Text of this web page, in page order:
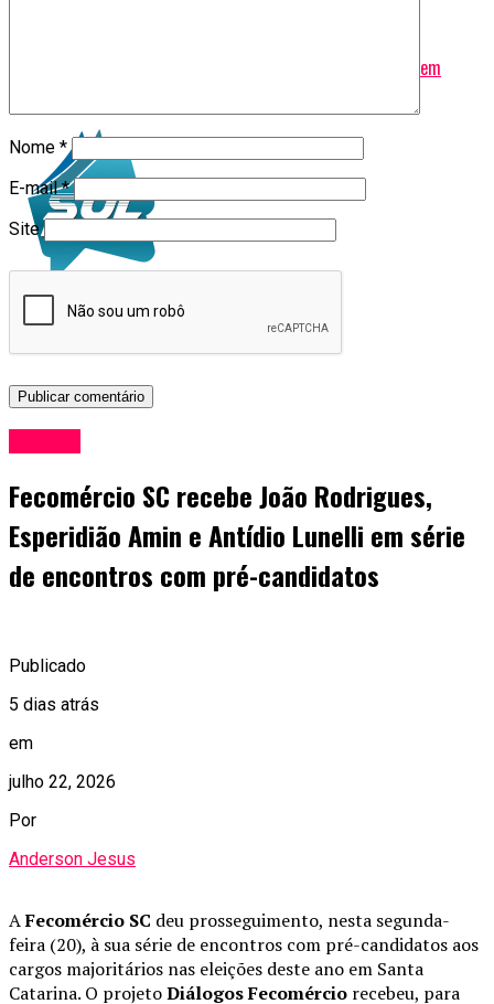
Hang é condenado a pagar R$ 85 mi por coagir empregados em
Nome *
E-mail*
Site
Fecomércio SC recebe João Rodrigues,
Esperidião Amin e Antídio Lunelli em série
de encontros com pré-candidatos
Publicado
5 dias atrás
em
julho 22, 2026
Por
Anderson Jesus
AFecomércio SC deu prosseguimento, nesta segunda-
feira (20), à sua série de encontros com pré-candidatos aos
cargos majoritários nas eleições deste ano em Santa
Catarina. O projetoDiálogos Fecomércio recebeu, para